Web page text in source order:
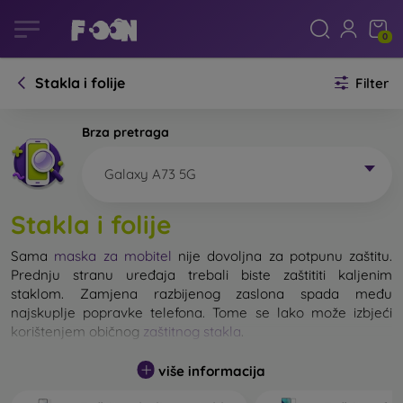
0
Stakla i folije Filter
Brza pretraga
Galaxy A73 5G
Stakla i folije
Sama maska za mobitel nije dovoljna za potpunu zaštitu.
Prednju stranu uređaja trebali biste zaštititi kaljenim
staklom. Zamjena razbijenog zaslona spada među
najskuplje popravke telefona. Tome se lako može izbjeći
korištenjem običnog zaštitnog stakla
Nerazbijivo staklo za mobitel ne postoji, ali u većini slučajeva
više informacija